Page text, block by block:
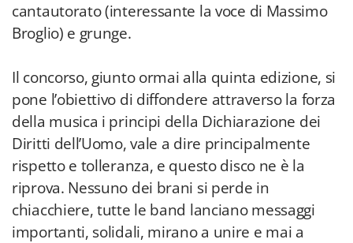
cantautorato (interessante la voce di Massimo
Broglio) e grunge.
Il concorso, giunto ormai alla quinta edizione, si
pone l’obiettivo di diffondere attraverso la forza
della musica i principi della Dichiarazione dei
Diritti dell’Uomo, vale a dire principalmente
rispetto e tolleranza, e questo disco ne è la
riprova. Nessuno dei brani si perde in
chiacchiere, tutte le band lanciano messaggi
importanti, solidali, mirano a unire e mai a